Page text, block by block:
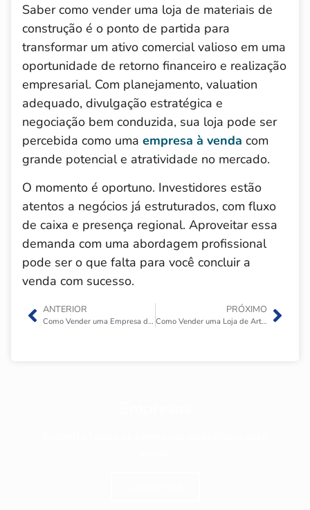
Saber como vender uma loja de materiais de
construção é o ponto de partida para
transformar um ativo comercial valioso em uma
oportunidade de retorno financeiro e realização
empresarial. Com planejamento, valuation
adequado, divulgação estratégica e
negociação bem conduzida, sua loja pode ser
percebida como uma empresa à venda com
grande potencial e atratividade no mercado.
O momento é oportuno. Investidores estão
atentos a negócios já estruturados, com fluxo
de caixa e presença regional. Aproveitar essa
demanda com uma abordagem profissional
pode ser o que falta para você concluir a
venda com sucesso.
ANTERIOR
Como Vender uma Empresa de Serviços de TI e Suporte Técnico?
PRÓXIMO
Como Vender uma Loja de Artigos e Peças de Decoração?